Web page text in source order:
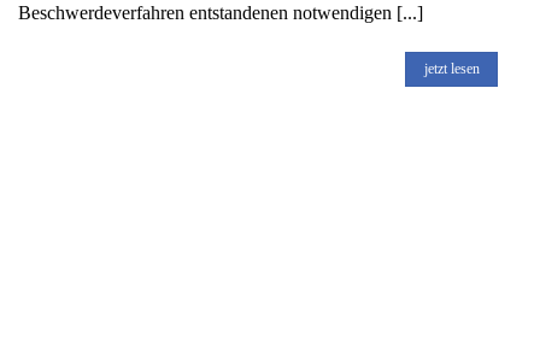
Beschwerdeverfahren entstandenen notwendigen [...]
jetzt lesen